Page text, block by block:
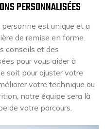
PERSONNALISÉES
est unique et a
de remise en forme.
conseils et des
pour vous aider à
soit pour ajuster votre
votre technique ou
notre équipe sera là
de votre parcours.